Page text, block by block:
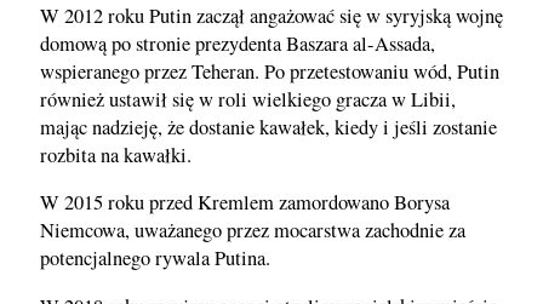
W 2012 roku Putin zaczął angażować się w syryjską wojnę
domową po stronie prezydenta Baszara al-Assada,
wspieranego przez Teheran. Po przetestowaniu wód, Putin
również ustawił się w roli wielkiego gracza w Libii,
mając nadzieję, że dostanie kawałek, kiedy i jeśli zostanie
rozbita na kawałki.
W 2015 roku przed Kremlem zamordowano Borysa
Niemcowa, uważanego przez mocarstwa zachodnie za
potencjalnego rywala Putina.